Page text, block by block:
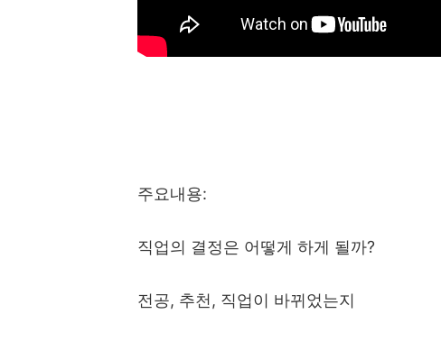
주요내용:
직업의 결정은 어떻게 하게 될까?
전공, 추천, 직업이 바뀌었는지